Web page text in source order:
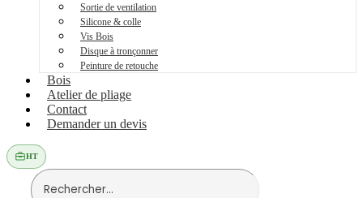
Sortie de ventilation
Silicone & colle
Vis Bois
Disque à tronçonner
Peinture de retouche
Bois
Atelier de pliage
Contact
Demander un devis
HT